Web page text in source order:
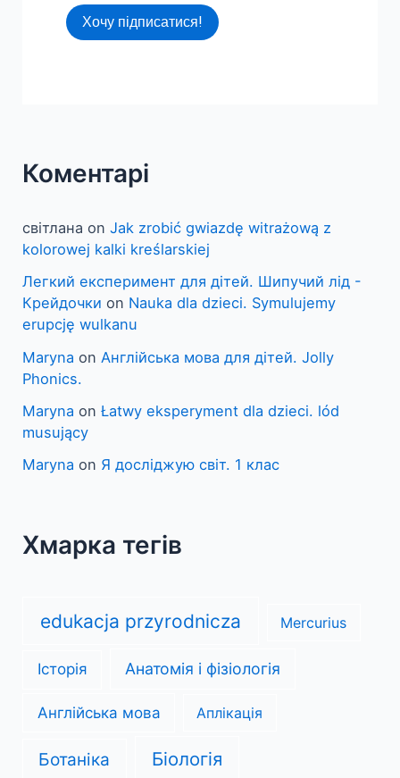
Хочу підписатися!
Коментарі
світлана onJak zrobić gwiazdę witrażową z
kolorowej kalki kreślarskiej
Легкий експеримент для дітей. Шипучий лід -
Крейдочки on Nauka dla dzieci. Symulujemy
erupcję wulkanu
Maryna on Англійська мова для дітей. Jolly
Phonics.
Maryna onŁatwy eksperyment dla dzieci. lód
musujący
Maryna on Я досліджую світ. 1 клас
Хмарка тегів
edukacja przyrodnicza Mercurius
Історія Анатомія і фізіологія
Англійська мова Аплікація
Ботаніка Біологія